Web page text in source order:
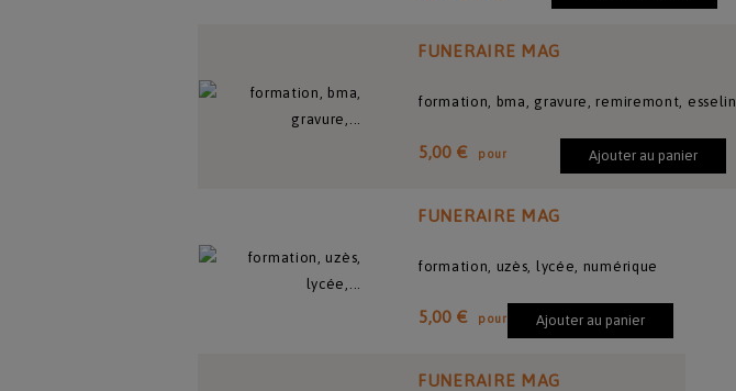
FUNERAIRE MAG
formation, bma, gravure, remiremont, esselin
5,00 € pour Ajouter au panier
FUNERAIRE MAG
formation, uzès, lycée, numérique
5,00 € pour Ajouter au panier
FUNERAIRE MAG